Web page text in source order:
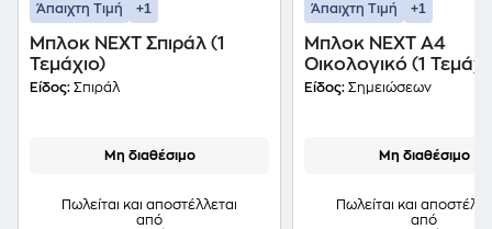
Άπαιχτη Τιμή +1
Μπλοκ NEXT Σπιράλ (1
Τεμάχιο)
Είδος: Σπιράλ
Μη διαθέσιμο
Πωλείται και αποστέλλεται
από
Άπαιχτη Τιμή +1
Μπλοκ NEXT Α4
Οικολογικό (1
Είδος: Σημειώσεων
Μη διαθέσιμο
Πωλείται και
από